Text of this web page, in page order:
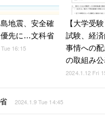
地震、安全確
先に…文科省
16:15
【大学受
試験、経
事情への
の取組み
2024.1.12 Fri
2024.1.9 Tue 14:45